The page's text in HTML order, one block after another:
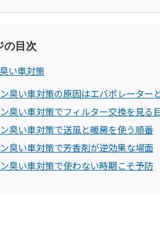
の目次
い車対策
臭い車対策の原因はエバポレーター
臭い車対策でフィルター交換を見る
臭い車対策で送風と暖房を使う順番
臭い車対策で芳香剤が逆効果な場面
臭い車対策で使わない時期こそ予防